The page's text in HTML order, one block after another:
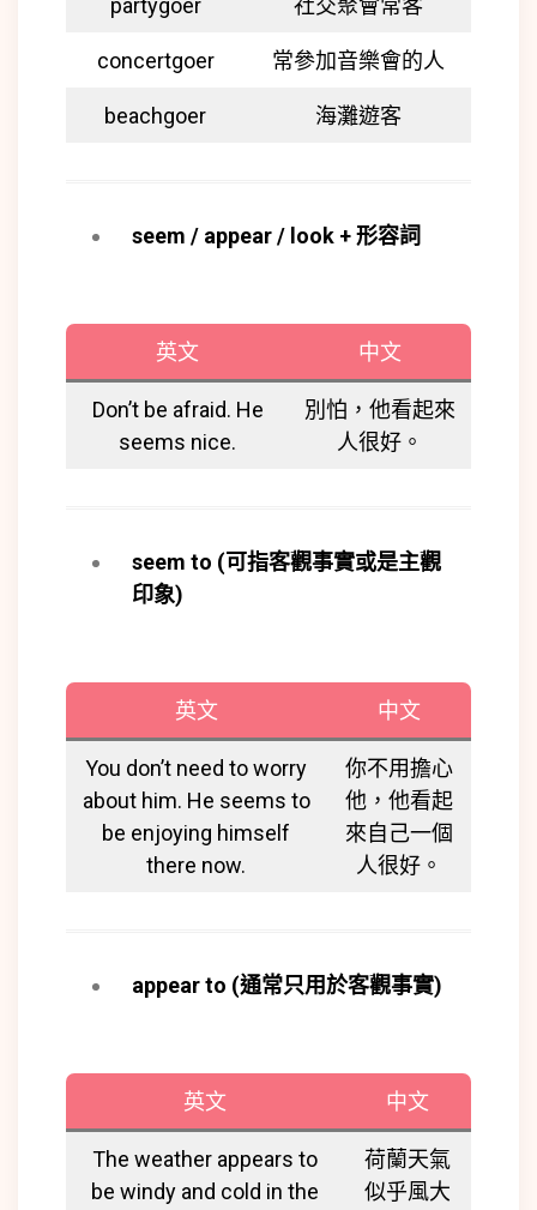
partygoer 社交聚會常客
concertgoer 常參加音樂會的人
beachgoer 海灘遊客
seem / appear / look +形容詞
英文 中文
Don’t be afraid. He
seems nice.
別怕，他看起來
人很好。
seem to (可指客觀事實或是主觀
印象)
英文 中文
You don’t need to worry
about him. He seems to
be enjoying himself
there now.
你不用擔心
他，他看起
來自己一個
人很好。
appear to (通常只用於客觀事實)
英文 中文
The weather appears to
be windy and cold in the
荷蘭天氣
似乎風大